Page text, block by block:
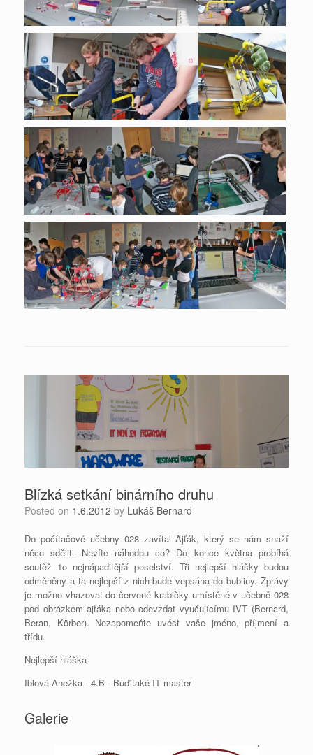
Blízká setkání binárního druhu
Posted on 1.6.2012 by Lukáš Bernard
Do počítačové učebny 028 zavítal Ajťák, který se nám snaží
něco sdělit. Nevíte náhodou co? Do konce května probíhá
soutěž 1o nejnápaditější poselství. Tři nejlepší hlášky budou
odměněny a ta nejlepší z nich bude vepsána do bubliny. Zprávy
je možno vhazovat do červené krabičky umístěné v učebně 028
pod obrázkem ajťáka nebo odevzdat vyučujícímu IVT (Bernard,
Beran, Körber). Nezapomeňte uvést vaše jméno, příjmení a
třídu.
Nejlepší hláška
Iblová Anežka - 4.B - Buď také IT master
Galerie